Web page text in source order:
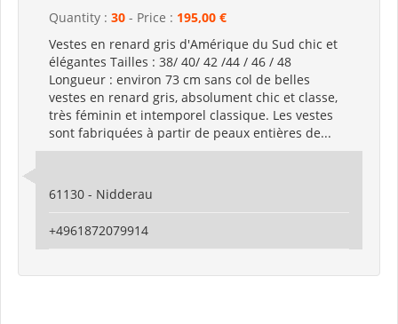
Quantity : 30 - Price : 195,00 €
Vestes en renard gris d'Amérique du Sud chic et
élégantes Tailles : 38/ 40/ 42 /44 / 46 / 48
Longueur : environ 73 cm sans col de belles
vestes en renard gris, absolument chic et classe,
très féminin et intemporel classique. Les vestes
sont fabriquées à partir de peaux entières de...
61130 - Nidderau
+4961872079914